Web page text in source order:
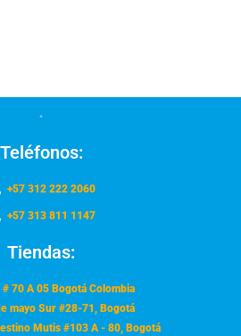
Teléfonos:
+57 312 222 2060
+57 313 811 1147
Tiendas:
# 70 A 05 Bogotá Colombia
mayo Sur #28-71, Bogotá
Mutis #103 A - 80, Bogotá